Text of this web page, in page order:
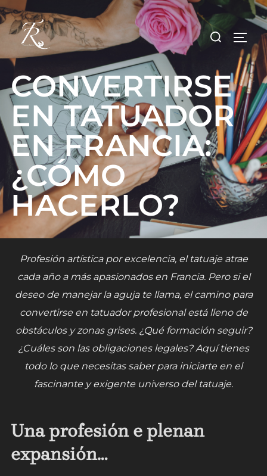
Saltar
al
contenido
Buscar:
CONVERTIRSE
EN TATUADOR
EN FRANCIA:
¿CÓMO
HACERLO?
Profesión artística por excelencia, el tatuaje atrae
cada año a más apasionados en Francia. Pero si el
deseo de manejar la aguja te llama, el camino para
convertirse en tatuador profesional está lleno de
obstáculos y zonas grises. ¿Qué formación seguir?
¿Cuáles son las obligaciones legales? Aquí tienes
todo lo que necesitas saber para iniciarte en el
fascinante y exigente universo del tatuaje.
Una profesión e plenan
expansión…